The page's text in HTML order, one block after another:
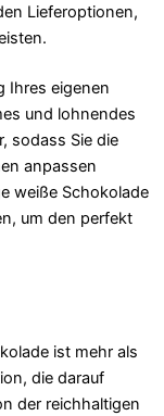
Lieferoptionen,
Ihres eigenen
und lohnendes
sodass Sie die
anpassen
weiße Schokolade
um den perfekt
ist mehr als
die darauf
der reichhaltigen